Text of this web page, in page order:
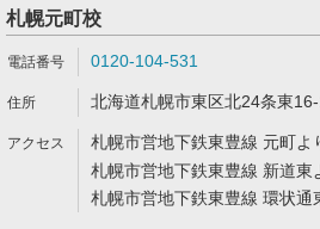
札幌元町校
0120-104-531
北海道札幌市東区北24条東
札幌市営地下鉄東豊線 元町よ
札幌市営地下鉄東豊線 新道東
札幌市営地下鉄東豊線 環状通